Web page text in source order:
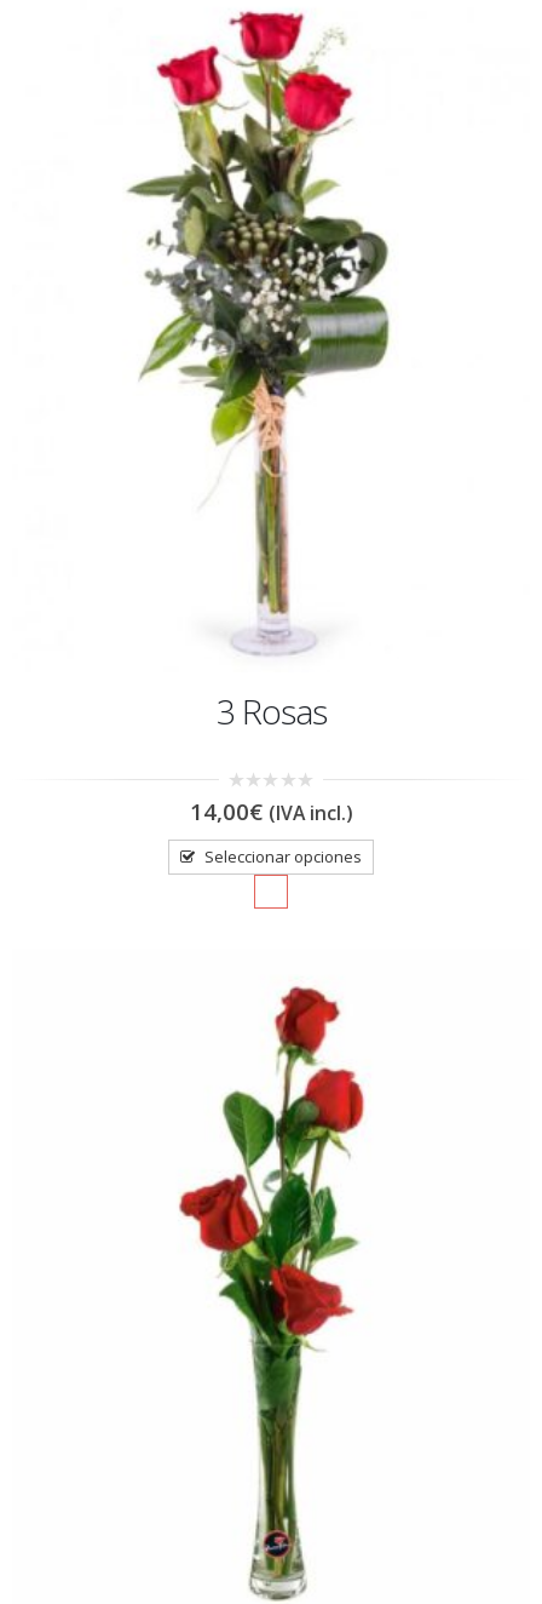
3 Rosas
0
out
5
14,00€ (IVA incl.)
Seleccionar opciones